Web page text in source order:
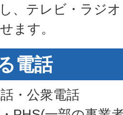
、テレビ・ラジ
ます。
電話
・公衆電話